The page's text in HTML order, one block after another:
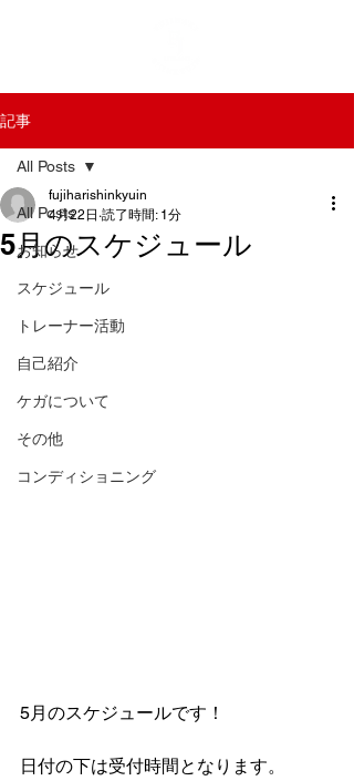
記事
All Posts
お知らせ
スケジュール
トレーナー活動
自己紹介
ケガについて
その他
コンディショニング
All Posts
5月のスケジュール
fujiharishinkyuin
4月22日 読了時間: 1分
5月のスケジュールです！
日付の下は受付時間となります。